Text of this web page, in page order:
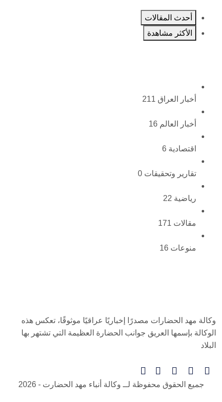
أحدث المقالات
الأكثر مشاهدة
أخبار العراق 211
أخبار العالم 16
اقتصادية 6
تقارير وتحقيقات 0
رياضية 22
مقالات 171
منوعات 16
وكالة مهد الحضارات مصدرًا إخباريًا عراقيًا موثوقًا، تعكس هذه
الوكالة بإسمها العريق جوانب الحضارة العظيمة التي تشتهر بها
البلاد
جميع الحقوق محفوظة لــ وكالة أنباء مهد الحضارت - 2026